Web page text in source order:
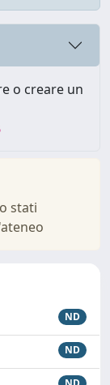
o creare un
stati
ND
ND